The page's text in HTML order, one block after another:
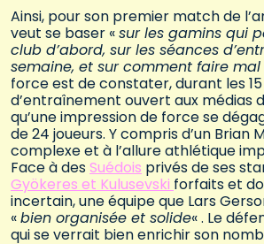
Ainsi, pour son premier match de
veut se baser «sur les gamins qui
club d’abord, sur les séances
semaine, et sur comment faire mal
force est de constater, durant les
d’entraînement ouvert aux médias
qu’une impression de force se
de 24 joueurs. Y compris d’un Brian
complexe et à l’allure athlétique
Face à desSuédois privés de ses
Gyökeres et Kulusevski forfaits et
incertain, une équipe que Lars
«bien organisée et solide« . Le
qui se verrait bien enrichir son